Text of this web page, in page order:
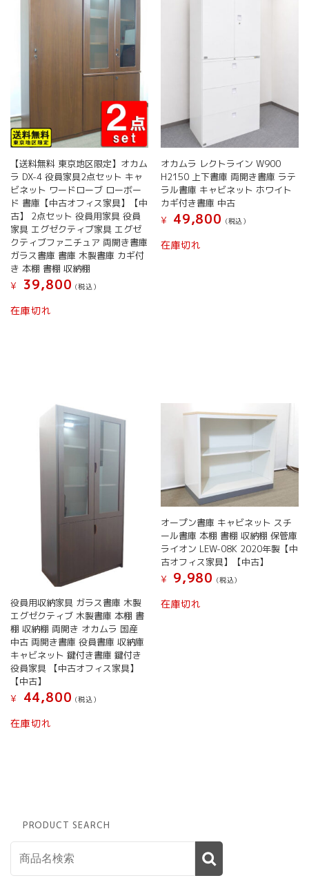
【送料無料 東京地区限定】オカム
ラ DX-4 役員家具2点セット キャ
ビネット ワードローブ ローボー
ド 書庫【中古オフィス家具】【中
古】 2点セット 役員用家具 役員
家具 エグゼクティブ家具 エグゼ
クティブファニチュア 両開き書庫
ガラス書庫 書庫 木製書庫 カギ付
き 本棚 書棚 収納棚
¥
39,800 (税込）
在庫切れ
オカムラ レクトライン W900
H2150 上下書庫 両開き書庫 ラテ
ラル書庫 キャビネット ホワイト
カギ付き書庫 中古
¥
49,800 (税込）
在庫切れ
役員用収納家具 ガラス書庫 木製
エグゼクティブ 木製書庫 本棚 書
棚 収納棚 両開き オカムラ 国産
中古 両開き書庫 役員書庫 収納庫
キャビネット 鍵付き書庫 鍵付き
役員家具 【中古オフィス家具】
【中古】
¥
44,800 (税込）
在庫切れ
オープン書庫 キャビネット スチ
ール書庫 本棚 書棚 収納棚 保管庫
ライオン LEW-08K 2020年製【中
古オフィス家具】【中古】
¥
9,980 (税込）
在庫切れ
PRODUCT SEARCH